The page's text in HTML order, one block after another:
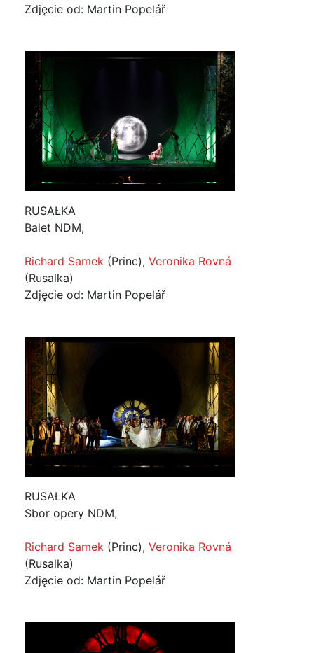
Zdjęcie od: Martin Popelář
RUSAŁKA
Balet NDM,
Richard Samek (Princ), Veronika Rovná
(Rusalka)
Zdjęcie od: Martin Popelář
RUSAŁKA
Sbor opery NDM,
Richard Samek (Princ), Veronika Rovná
(Rusalka)
Zdjęcie od: Martin Popelář